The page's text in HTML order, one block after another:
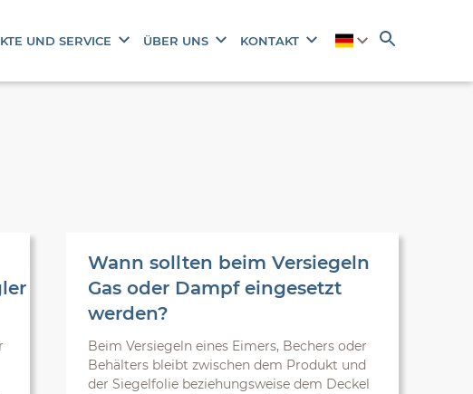
UND SERVICE ÜBER UNS KONTAKT
Wann sollten beim Versiegeln
Gas oder Dampf eingesetzt
werden?
Beim Versiegeln eines Eimers, Bechers oder
Behälters bleibt zwischen dem Produkt und
der Siegelfolie beziehungsweise dem Deckel